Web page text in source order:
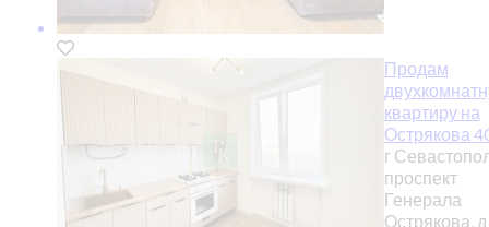
Продам
квартиру на
Острякова
г
проспект
Генерала
Острякова,